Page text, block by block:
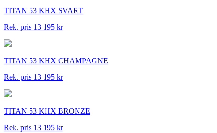
TITAN 53 KHX SVART
Rek. pris 13 195 kr
TITAN 53 KHX CHAMPAGNE
Rek. pris 13 195 kr
TITAN 53 KHX BRONZE
Rek. pris 13 195 kr